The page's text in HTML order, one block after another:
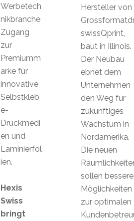
Hersteller von
swissQprint,
baut in Illinois.
Der Neubau
ebnet dem
Unternehmen
den Weg für
zukünftiges
Wachstum in
Nordamerika.
Die neuen
sollen bessere
Möglichkeiten
zur optimalen
Werbetech
nikbranche
Zugang
zur
Premiumm
arke für
innovative
Selbstkleb
e-
Druckmedi
en und
Laminierfol
ien.
Hexis
Swiss
bringt